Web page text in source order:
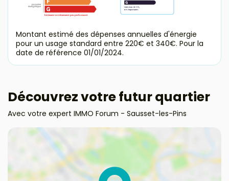
Montant estimé des dépenses annuelles d'énergie
pour un usage standard entre 220€ et 340€. Pour la
date de référence 01/01/2024.
Découvrez votre futur quartier
Avec votre expert IMMO Forum - Sausset-les-Pins